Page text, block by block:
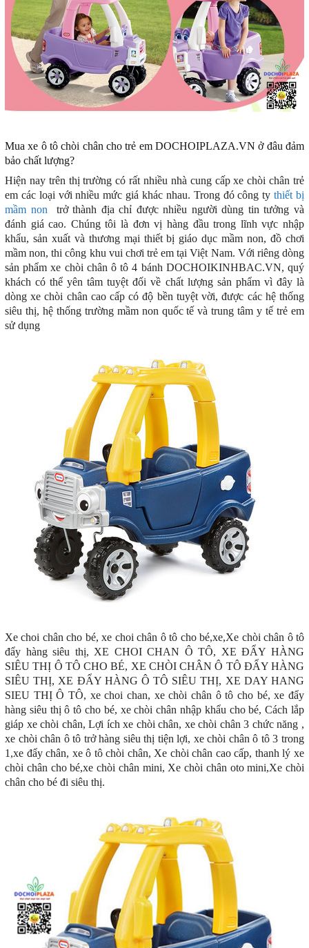
Mua xe ô tô chòi chân cho trẻ em DOCHOIPLAZA.VN ở đâu đảm
bảo chất lượng?
Hiện nay trên thị trường có rất nhiều nhà cung cấp xe chòi chân trẻ
em các loại với nhiều mức giá khác nhau. Trong đó công tythiết bị
mầm non trở thành địa chỉ được nhiều người dùng tin tưởng và
đánh giá cao. Chúng tôi là đơn vị hàng đầu trong lĩnh vực nhập
khẩu, sản xuất và thương mại thiết bị giáo dục mầm non, đồ chơi
mầm non, thi công khu vui chơi trẻ em tại Việt Nam. Với riêng dòng
sản phẩm xe chòi chân ô tô 4 bánh DOCHOIKINHBAC.VN, quý
khách có thể yên tâm tuyệt đối về chất lượng sản phẩm vì đây là
dòng xe chòi chân cao cấp có độ bền tuyệt vời, được các hệ thống
siêu thị, hệ thống trường mầm non quốc tế và trung tâm y tế trẻ em
sử dụng
Xe choi chân cho bé, xe choi chân ô tô cho bé,xe,Xe chòi chân ô tô
đẩy hàng siêu thị, XE CHOI CHAN Ô TÔ, XE ĐẨY HÀNG
SIÊU THỊ Ô TÔ CHO BÉ, XE CHÒI CHÂN Ô TÔ ĐẨY HÀNG
SIÊU THỊ, XE ĐẨY HÀNG Ô TÔ SIÊU THỊ, XE DAY HANG
SIEU THỊ Ô TÔ, xe choi chan, xe chòi chân ô tô cho bé, xe đẩy
hàng siêu thị ô tô cho bé, xe chòi chân nhập khẩu cho bé, Cách lắp
giáp xe chòi chân, Lợi ích xe chòi chân, xe chòi chân 3 chức năng ,
xe chòi chân ô tô trở hàng siêu thị tiện lợi, xe chòi chân ô tô 3 trong
1,xe đẩy chân, xe ô tô chòi chân, Xe chòi chân cao cấp, thanh lý xe
chòi chân cho bé,xe chòi chân mini, Xe chòi chân oto mini,Xe chòi
chân cho bé đi siêu thị.